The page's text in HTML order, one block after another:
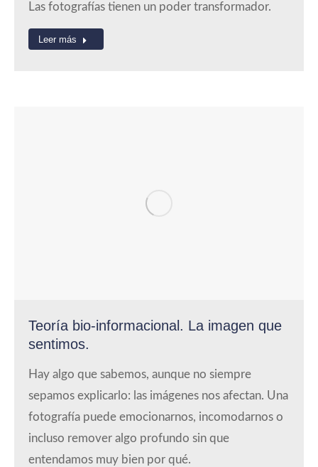
Las fotografías tienen un poder transformador.
Leer más
Teoría bio-informacional. La imagen que
sentimos.
Hay algo que sabemos, aunque no siempre
sepamos explicarlo: las imágenes nos afectan. Una
fotografía puede emocionarnos, incomodarnos o
incluso remover algo profundo sin que
entendamos muy bien por qué.